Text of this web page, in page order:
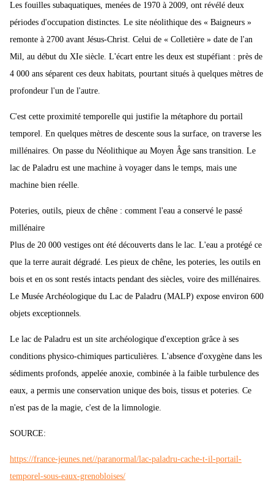
Les fouilles subaquatiques, menées de 1970 à 2009, ont révélé deux
périodes d'occupation distinctes. Le site néolithique des « Baigneurs »
remonte à 2700 avant Jésus-Christ. Celui de « Colletière » date de l'an
Mil, au début du XIe siècle. L'écart entre les deux est stupéfiant : près de
4 000 ans séparent ces deux habitats, pourtant situés à quelques mètres de
profondeur l'un de l'autre.
C'est cette proximité temporelle qui justifie la métaphore du portail
temporel. En quelques mètres de descente sous la surface, on traverse les
millénaires. On passe du Néolithique au Moyen Âge sans transition. Le
lac de Paladru est une machine à voyager dans le temps, mais une
machine bien réelle.
Poteries, outils, pieux de chêne : comment l'eau a conservé le passé
millénaire
Plus de 20 000 vestiges ont été découverts dans le lac. L'eau a protégé ce
que la terre aurait dégradé. Les pieux de chêne, les poteries, les outils en
bois et en os sont restés intacts pendant des siècles, voire des millénaires.
Le Musée Archéologique du Lac de Paladru (MALP) expose environ 600
objets exceptionnels.
Le lac de Paladru est un site archéologique d'exception grâce à ses
conditions physico-chimiques particulières. L'absence d'oxygène dans les
sédiments profonds, appelée anoxie, combinée à la faible turbulence des
eaux, a permis une conservation unique des bois, tissus et poteries. Ce
n'est pas de la magie, c'est de la limnologie.
SOURCE:
https://france-jeunes.net//paranormal/lac-paladru-cache-t-il-portail-
temporel-sous-eaux-grenobloises/